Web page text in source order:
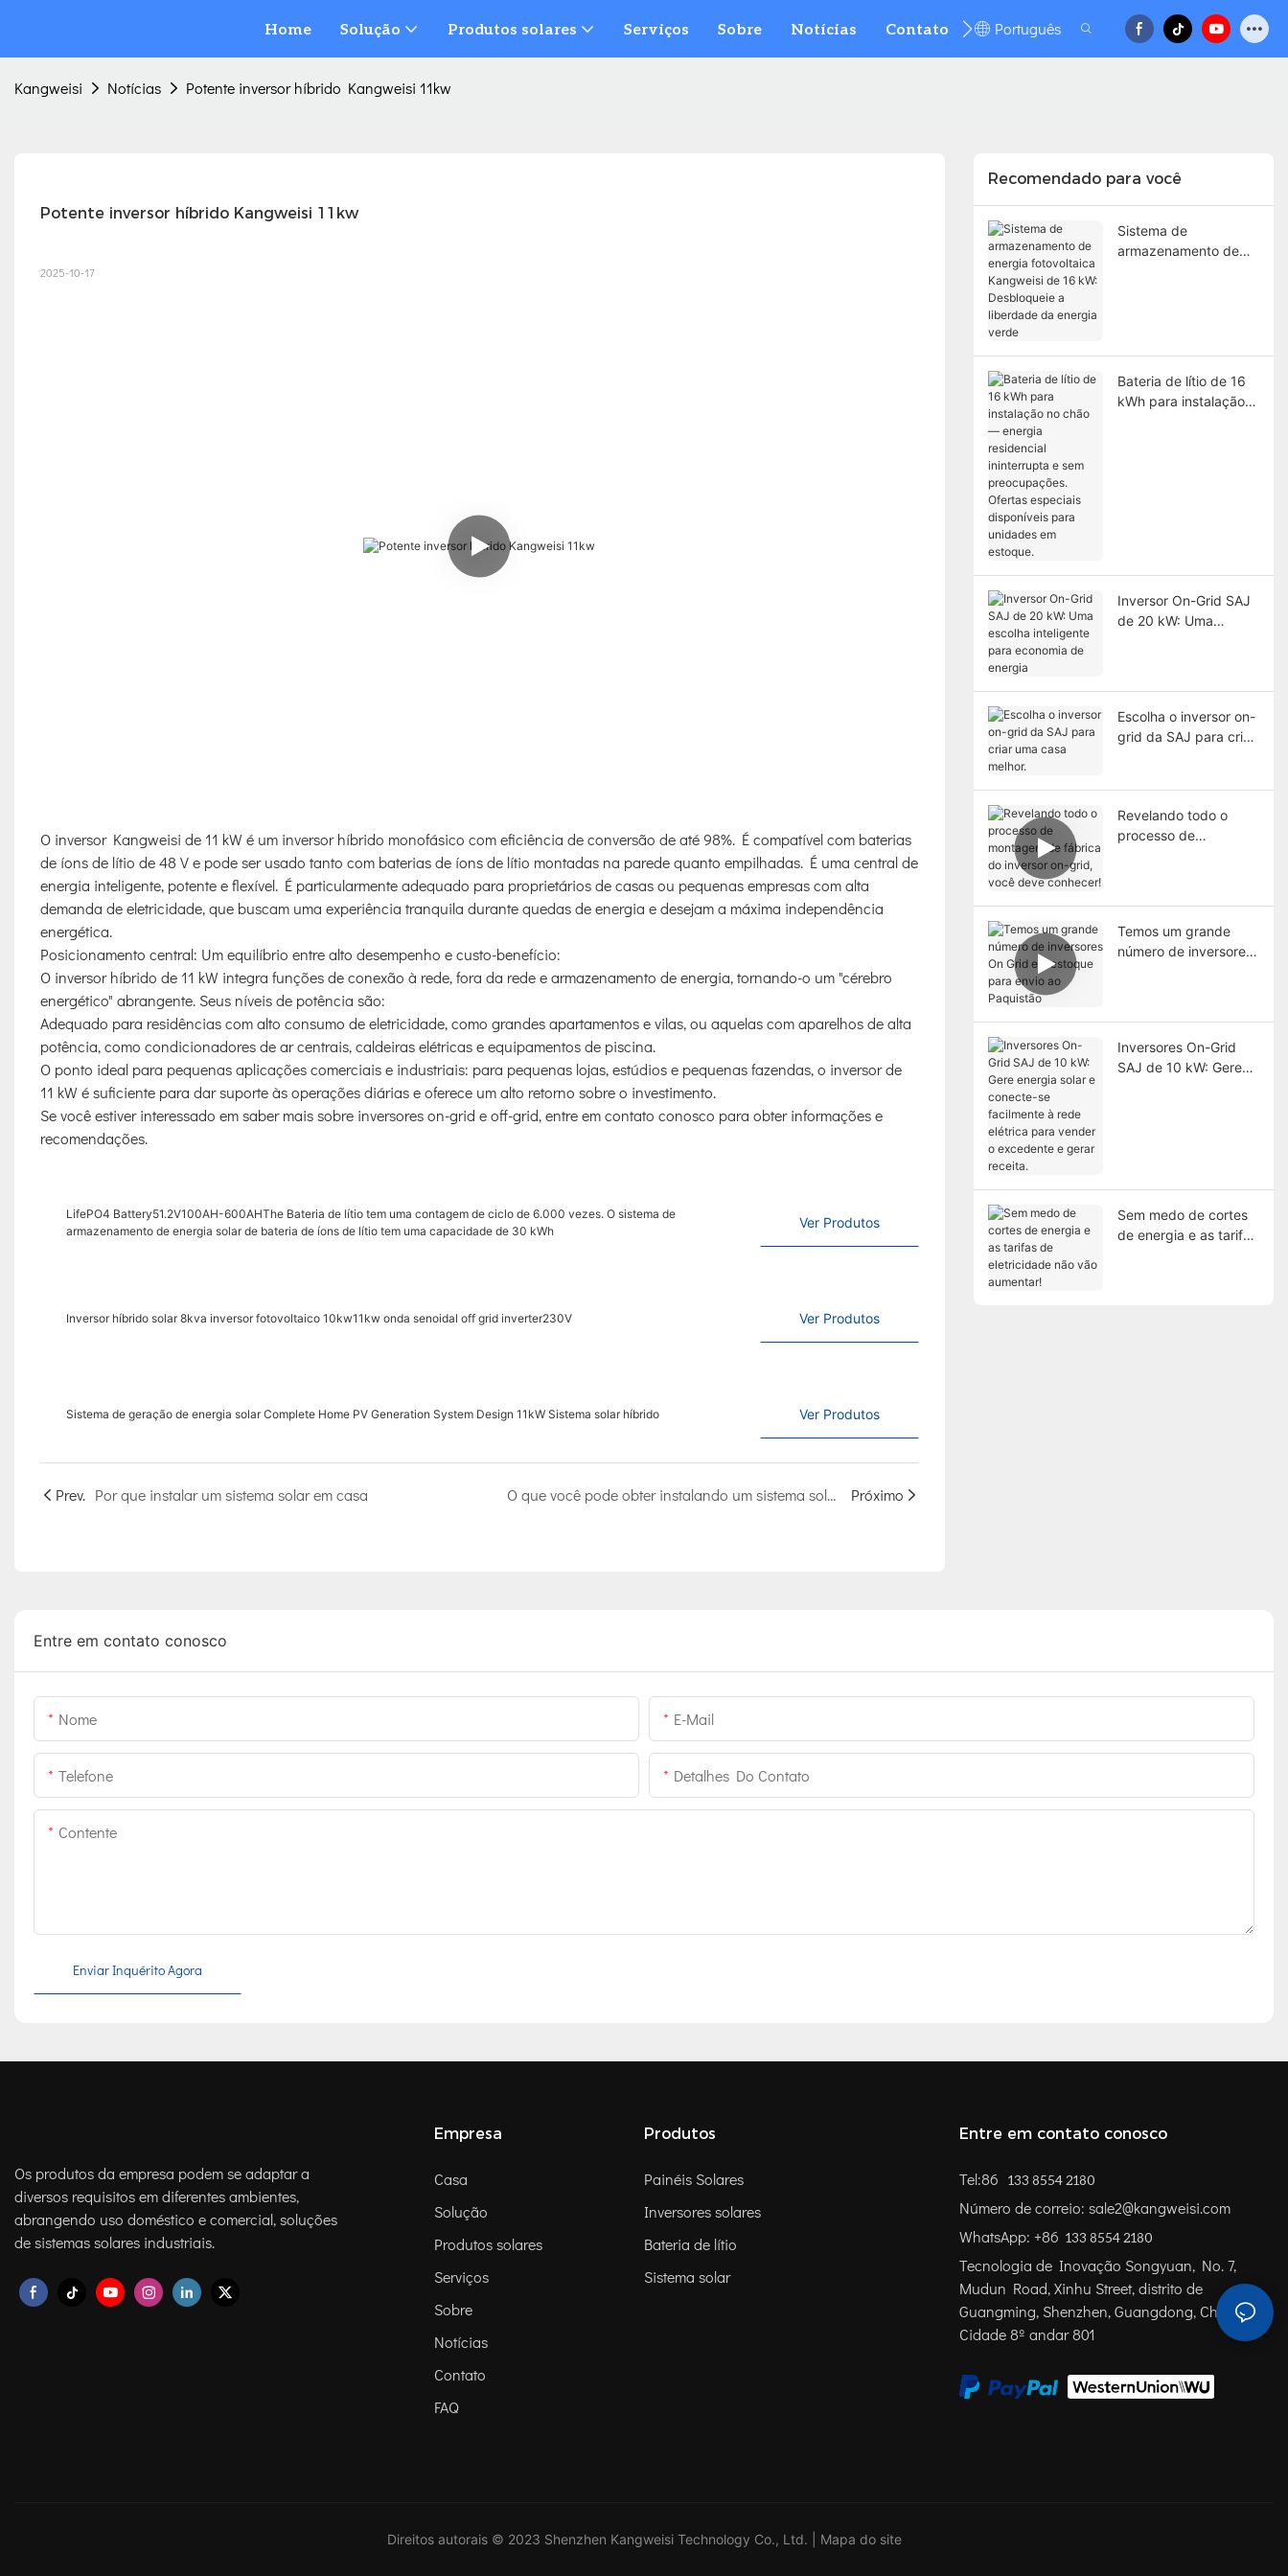
Home Solução Produtos solares Serviços Sobre Notícias Contato FAQPortuguês
Kangweisi Notícias Potente inversor híbrido Kangweisi 11kw
Potente inversor híbrido Kangweisi 11kw
2025-10-17
O inversor Kangweisi de 11 kW é um inversor híbrido monofásico com eficiência de conversão de até 98%. É compatível com baterias
de íons de lítio de 48 V e pode ser usado tanto com baterias de íons de lítio montadas na parede quanto empilhadas. É uma central de
energia inteligente, potente e flexível. É particularmente adequado para proprietários de casas ou pequenas empresas com alta
demanda de eletricidade, que buscam uma experiência tranquila durante quedas de energia e desejam a máxima independência
energética.
Posicionamento central: Um equilíbrio entre alto desempenho e custo-benefício:
O inversor híbrido de 11 kW integra funções de conexão à rede, fora da rede e armazenamento de energia, tornando-o um "cérebro
energético" abrangente. Seus níveis de potência são:
Adequado para residências com alto consumo de eletricidade, como grandes apartamentos e vilas, ou aquelas com aparelhos de alta
potência, como condicionadores de ar centrais, caldeiras elétricas e equipamentos de piscina.
O ponto ideal para pequenas aplicações comerciais e industriais: para pequenas lojas, estúdios e pequenas fazendas, o inversor de
11 kW é suficiente para dar suporte às operações diárias e oferece um alto retorno sobre o investimento.
Se você estiver interessado em saber mais sobre inversores on-grid e off-grid, entre em contato conosco para obter informações e
recomendações.
LifePO4 Battery51.2V100AH-600AHThe Bateria de lítio tem uma contagem de ciclo de 6.000 vezes. O sistema de
armazenamento de energia solar de bateria de íons de lítio tem uma capacidade de 30 kWh
Ver Produtos
Inversor híbrido solar 8kva inversor fotovoltaico 10kw11kw onda senoidal off grid inverter230V Ver Produtos
Sistema de geração de energia solar Complete Home PV Generation System Design 11kW Sistema solar híbrido Ver Produtos
Prev. Por que instalar um sistema solar em casa O que você pode obter instalando um sistema solar de 6 kW? Próximo
Recomendado para você
Sistema de
armazenamento de
Bateria de lítio de 16
kWh para instalação
Inversor On-Grid SAJ
de 20 kW: Uma
Escolha o inversor on-
grid da SAJ para criar
Revelando todo o
processo de
Temos um grande
número de inversores
Inversores On-Grid
SAJ de 10 kW: Gere
Sem medo de cortes
de energia e as tarifas
Entre em contato conosco
Nome E-Mail
Telefone Detalhes Do Contato
Contente
Enviar Inquérito Agora
Os produtos da empresa podem se adaptar a
diversos requisitos em diferentes ambientes,
abrangendo uso doméstico e comercial, soluções
de sistemas solares industriais.
Empresa
Casa
Solução
Produtos solares
Serviços
Sobre
Notícias
Contato
FAQ
Produtos
Painéis Solares
Inversores solares
Bateria de lítio
Sistema solar
Entre em contato conosco
Tel:86 133 8554 2180
Número de correio: sale2@kangweisi.com
WhatsApp: +86 133 8554 2180
Tecnologia de Inovação Songyuan, No. 7,
Mudun Road, Xinhu Street, distrito de
Guangming, Shenzhen, Guangdong, China
Cidade 8º andar 801
Direitos autorais © 2023 Shenzhen Kangweisi Technology Co., Ltd. | Mapa do site